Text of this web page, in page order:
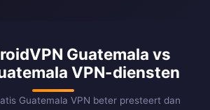
Guatemala vs
VPN-diensten
Guatemala VPN beter presteert dan